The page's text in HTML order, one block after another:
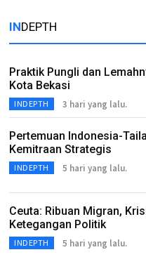
INDEPTH
Praktik Pungli dan
Kota Bekasi
INDEPTH 3 hari yang lalu.
Pertemuan Indonesia-
Kemitraan Strategis
INDEPTH 5 hari yang lalu.
Ceuta: Ribuan Migran,
Ketegangan Politik
INDEPTH 5 hari yang lalu.